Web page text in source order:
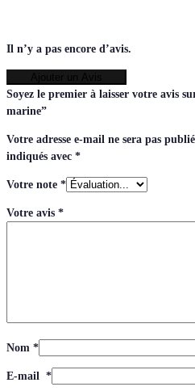
Il n’y a pas encore d’avis.
Soyez le premier à laisser votre avis
marine”
Votre adresse e-mail ne sera pas
indiqués avec *
Votre note *
Votre avis *
Nom *
E-mail *